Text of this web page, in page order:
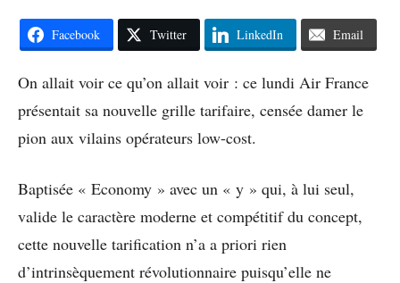
Facebook Twitter LinkedIn Email
On allait voir ce qu’on allait voir : ce lundi Air France
présentait sa nouvelle grille tarifaire, censée damer le
pion aux vilains opérateurs low-cost.
Baptisée « Economy » avec un « y » qui, à lui seul,
valide le caractère moderne et compétitif du concept,
cette nouvelle tarification n’a a priori rien
d’intrinsèquement révolutionnaire puisqu’elle ne